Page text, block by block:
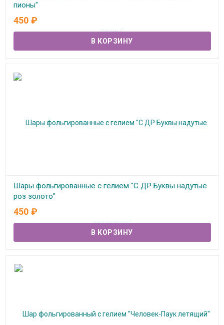
пионы"
В наличии
450 ₽
Шары фольгированные с гелием "С ДР Буквы надутые
роз золото"
В наличии
450 ₽